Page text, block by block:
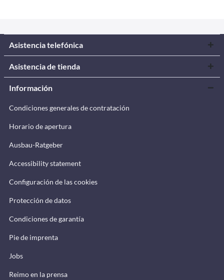
Asistencia telefónica
Asistencia de tienda
Información
Condiciones generales de contratación
Horario de apertura
Ausbau-Ratgeber
Accessibility statement
Configuración de las cookies
Protección de datos
Condiciones de garantía
Pie de imprenta
Jobs
Reimo en la prensa